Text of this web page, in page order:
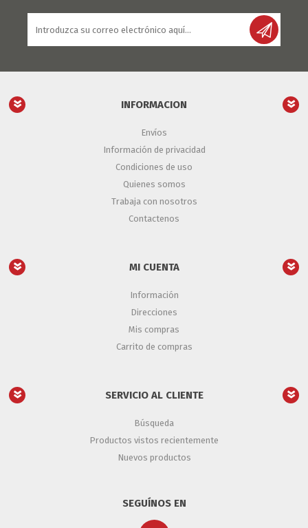
INFORMACION
Envíos
Información de privacidad
Condiciones de uso
Quienes somos
Trabaja con nosotros
Contactenos
MI CUENTA
Información
Direcciones
Mis compras
Carrito de compras
SERVICIO AL CLIENTE
Búsqueda
Productos vistos recientemente
Nuevos productos
SEGUÍNOS EN